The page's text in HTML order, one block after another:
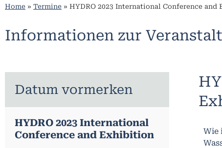
Home » Termine » HYDRO 2023 International Conference and
Informationen zur
Datum vormerken
HYDRO 2023 International
Conference and Exhibition
Wie